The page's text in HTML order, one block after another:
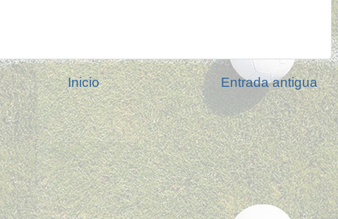
Entrada antigua
Inicio